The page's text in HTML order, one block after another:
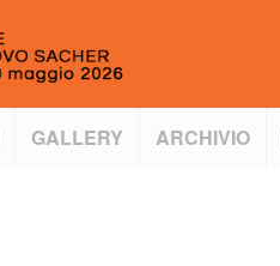
GALLERY ARCHIVIO